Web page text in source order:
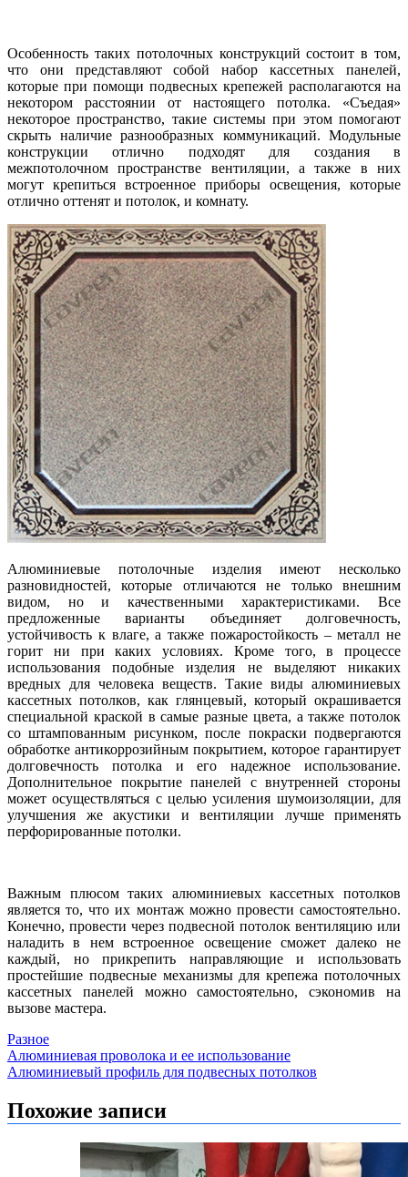
Особенность таких потолочных конструкций состоит в том,
что они представляют собой набор кассетных панелей,
которые при помощи подвесных крепежей располагаются на
некотором расстоянии от настоящего потолка. «Съедая»
некоторое пространство, такие системы при этом помогают
скрыть наличие разнообразных коммуникаций. Модульные
конструкции отлично подходят для создания в
межпотолочном пространстве вентиляции, а также в них
могут крепиться встроенное приборы освещения, которые
отлично оттенят и потолок, и комнату.
Алюминиевые потолочные изделия имеют несколько
разновидностей, которые отличаются не только внешним
видом, но и качественными характеристиками. Все
предложенные варианты объединяет долговечность,
устойчивость к влаге, а также пожаростойкость – металл не
горит ни при каких условиях. Кроме того, в процессе
использования подобные изделия не выделяют никаких
вредных для человека веществ. Такие виды алюминиевых
кассетных потолков, как глянцевый, который окрашивается
специальной краской в самые разные цвета, а также потолок
со штампованным рисунком, после покраски подвергаются
обработке антикоррозийным покрытием, которое гарантирует
долговечность потолка и его надежное использование.
Дополнительное покрытие панелей с внутренней стороны
может осуществляться с целью усиления шумоизоляции, для
улучшения же акустики и вентиляции лучше применять
перфорированные потолки.
Важным плюсом таких алюминиевых кассетных потолков
является то, что их монтаж можно провести самостоятельно.
Конечно, провести через подвесной потолок вентиляцию или
наладить в нем встроенное освещение сможет далеко не
каждый, но прикрепить направляющие и использовать
простейшие подвесные механизмы для крепежа потолочных
кассетных панелей можно самостоятельно, сэкономив на
вызове мастера.
Разное
Навигация
по
записям
Алюминиевая проволока и ее использование
Алюминиевый профиль для подвесных потолков
Похожие записи